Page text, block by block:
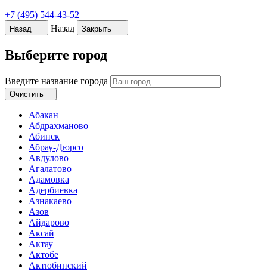
+7 (495) 544-43-52
Назад Назад Закрыть
Выберите город
Введите название города
Очистить
Абакан
Абдрахманово
Абинск
Абрау-Дюрсо
Авдулово
Агалатово
Адамовка
Адербиевка
Азнакаево
Азов
Айдарово
Аксай
Актау
Актобе
Актюбинский